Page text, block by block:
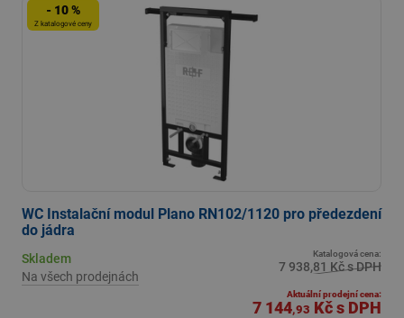
- 10 %
Z katalogové ceny
WC Instalační modul Plano RN102/1120 pro předezdení
do jádra
Skladem
Na všech prodejnách
Katalogová cena:
7 938,81 Kč s DPH
Aktuální prodejní cena:
7 144,93 Kčs DPH